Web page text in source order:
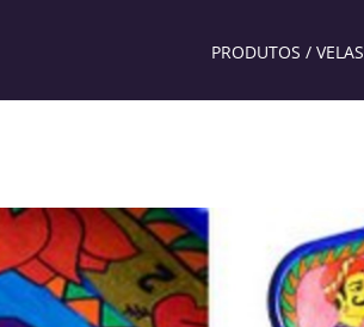
PRODUTOS / VELAS